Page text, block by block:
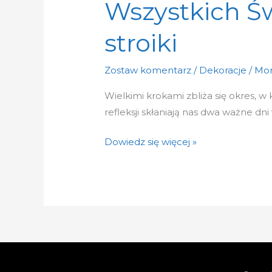
Wszystkich
stroiki
Zostaw komentarz / Dekoracje /
Wielkimi krokami zbliża się okres,
refleksji skłaniają nas dwa ważne
Dowiedz się więcej »